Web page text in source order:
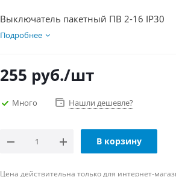
Выключатель пакетный ПВ 2-16 IP30
Подробнее
255 руб./шт
Много Нашли дешевле?
В корзину
Цена действительна только для интернет-